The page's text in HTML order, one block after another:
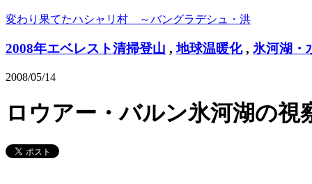
変わり果てたハシャリ村 ～バングラデシュ・洪
2008年エベレスト清掃登山 ,地球温暖化, 氷河湖・
2008/05/14
ロウアー・バルン氷河湖の視